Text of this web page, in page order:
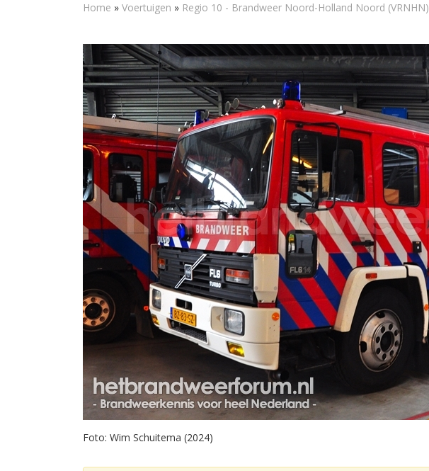
Home » Voertuigen » Regio 10 - Brandweer Noord-Holland Noord (VRNHN)
Foto: Wim Schuitema (2024)